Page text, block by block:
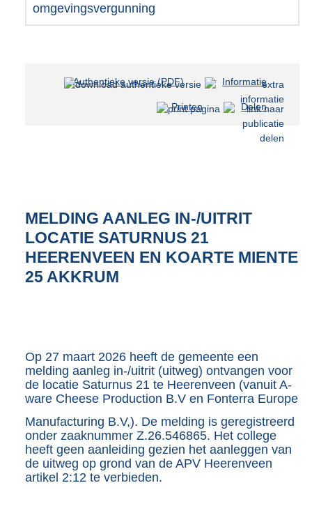
omgevingsvergunning
Authentieke versie (PDF)b
s
r
o
t
K
b
Informatie
Printen Delen
MELDING AANLEG IN-/UITRIT
LOCATIE SATURNUS 21
HEERENVEEN EN KOARTE MIENTE
25 AKKRUM
Op 27 maart 2026 heeft de gemeente een
melding aanleg in-/uitrit (uitweg) ontvangen voor
de locatie Saturnus 21 te Heerenveen (vanuit A-
ware Cheese Production B.V en Fonterra Europe
Manufacturing B.V,). De melding is geregistreerd
onder zaaknummer Z.26.546865. Het college
heeft geen aanleiding gezien het aanleggen van
de uitweg op grond van de APV Heerenveen
artikel 2:12 te verbieden.